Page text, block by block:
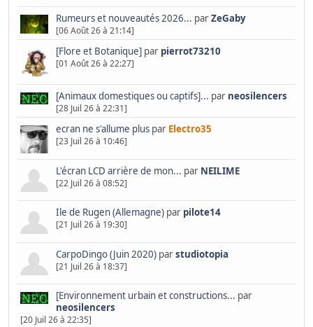
Rumeurs et nouveautés 2026... parZeGaby
[06 Août 26 à 21:14]
[Flore et Botanique]par pierrot73210
[01 Août 26 à 22:27]
[Animaux domestiques ou captifs]... par neosilencers
[28 Juil 26 à 22:31]
ecran ne s'allume pluspar Electro35
[23 Juil 26 à 10:46]
L'écran LCD arrière de mon... par NEILIME
[22 Juil 26 à 08:52]
Ile de Rugen (Allemagne)par pilote14
[21 Juil 26 à 19:30]
CarpoDingo (Juin 2020)parstudiotopia
[21 Juil 26 à 18:37]
[Environnement urbain et constructions... par
neosilencers
[20 Juil 26 à 22:35]